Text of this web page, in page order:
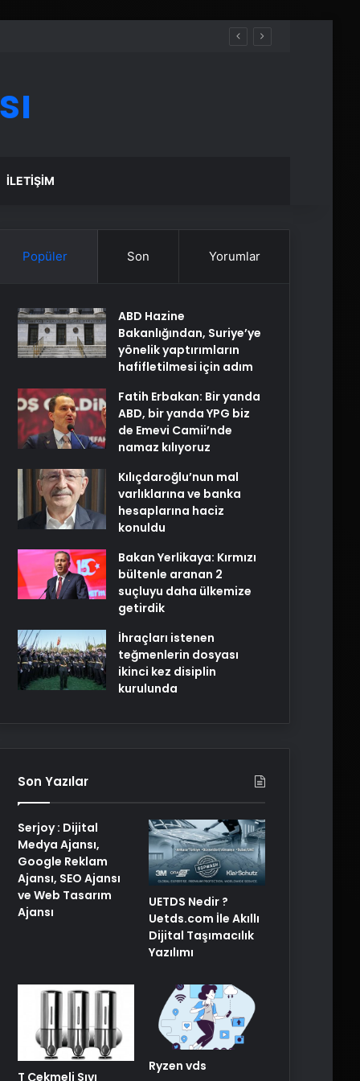
İLETIŞIM
Popüler Son Yorumlar
ABD Hazine
Bakanlığından, Suriye’ye
yönelik yaptırımların
hafifletilmesi için adım
Fatih Erbakan: Bir yanda
ABD, bir yanda YPG biz
de Emevi Camii’nde
namaz kılıyoruz
Kılıçdaroğlu’nun mal
varlıklarına ve banka
hesaplarına haciz
konuldu
Bakan Yerlikaya: Kırmızı
bültenle aranan 2
suçluyu daha ülkemize
getirdik
İhraçları istenen
teğmenlerin dosyası
ikinci kez disiplin
kurulunda
Son Yazılar
Serjoy : Dijital
Medya Ajansı,
Google Reklam
Ajansı, SEO Ajansı
ve Web Tasarım
Ajansı
UETDS Nedir ?
Uetds.com İle Akıllı
Dijital Taşımacılık
Yazılımı
T Çekmeli Sıvı
Ryzen vds